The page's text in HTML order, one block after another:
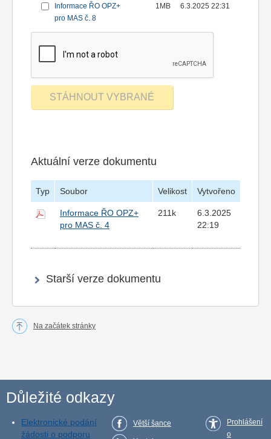
Informace ŘO OPZ+
pro MAS č. 8
1MB 6.3.2025 22:31
Aktuální verze dokumentu
Typ Soubor Velikost Vytvořeno
Informace ŘO OPZ+
pro MAS č. 4
211k
6.3.2025
22:19
Starší verze dokumentu
Na začátek stránky
Důležité odkazy
Elektronické podání
žádosti o podporu
Větší šance
Prohlášení
o